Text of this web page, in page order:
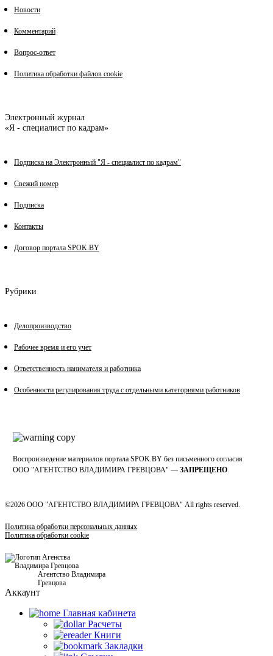
Новости
Комментарий
Вопрос-ответ
Политика обработки файлов cookie
Электронный журнал
«Я - специалист по кадрам»
Подписка на Электронный "Я - специалист по кадрам"
Свежий номер
Подписка
Контакты
Договор портала SPOK.BY
Рубрики
Делопроизводство
Рабочее время и его учет
Ответственность нанимателя и работника
Особенности регулирования труда с отдельными категориями работников
Воспроизведение материалов портала SPOK.BY без письменного согласия
OOO "АГЕНТСТВО ВЛАДИМИРА ГРЕВЦОВА" — ЗАПРЕЩЕНО
©2026 ООО "АГЕНТСТВО ВЛАДИМИРА ГРЕВЦОВА" All rights reserved.
Политика обработки персональных данных
Политика обработки cookie
Агентство Владимира
Гревцова
Аккаунт
Главная кабинетa
Расчеты
Книги
Закладки